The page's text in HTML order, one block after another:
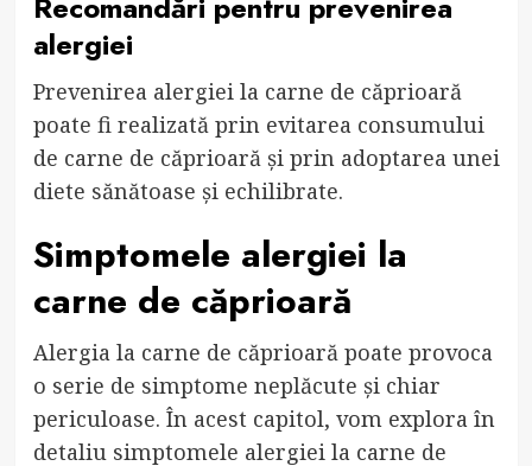
alergiei
Prevenirea alergiei la carne de căprioară
poate fi realizată prin evitarea consumului
de carne de căprioară și prin adoptarea unei
diete sănătoase și echilibrate.
Simptomele alergiei la
carne de căprioară
Alergia la carne de căprioară poate provoca
o serie de simptome neplăcute și chiar
periculoase. În acest capitol, vom explora în
detaliu simptomele alergiei la carne de